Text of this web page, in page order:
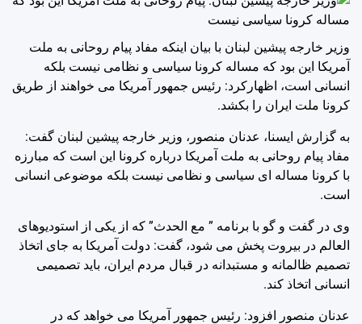
وزیر خارجه پیشین لبنان با بیان اینکه مفاد پیام روحانی به ملت
آمریکا این بود که مساله کرونا سیاسی و نظامی نیست بلکه
انسانی است، اظهارکرد: رئیس جمهور آمریکا می خواهند از طریق
کرونا ملت ایران را بکشد.
به گزارش ایسنا، عدنان منصور، وزیر خارجه پیشین لبنان گفت:
مفاد پیام روحانی به ملت آمریکا درباره کرونا این است که مبارزه
با کرونا مساله ای سیاسی و نظامی نیست بلکه موضوعی انسانی
است.
وی در گفت و گو با برنامه ” مع الحدث” که از یکی از استودیوهای
العالم در بیروت پخش می شود، گفت: دولت آمریکا به جای اتخاذ
تصمیم ظالمانه و مستبدانه در قبال مردم ایران، باید تصمیمی
انسانی اتخاذ کند.
عدنان منصور افزود: رئیس جمهور آمریکا می خواهد که در